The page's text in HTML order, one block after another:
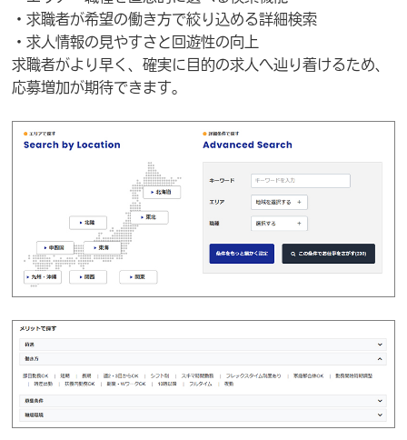
・求職者が希望の働き方で絞り込める詳細検索
・求人情報の見やすさと回遊性の向上
求職者がより早く、確実に目的の求人へ辿り着けるため、
応募増加が期待できます。